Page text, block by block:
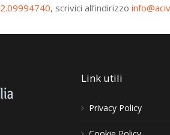
, scrivici all’indirizzo
Link utili
Privacy Policy